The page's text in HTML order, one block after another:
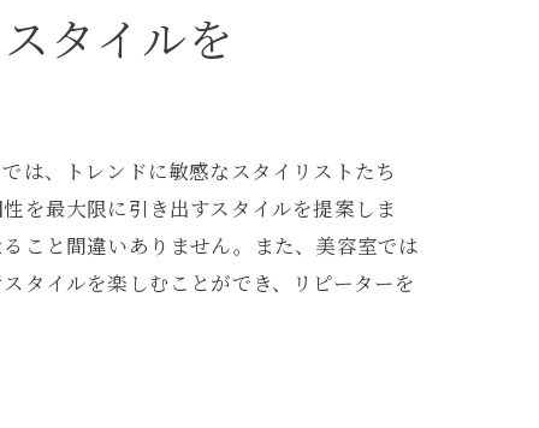
タイルを
は、トレンドに敏感なスタイリストたち
を最大限に引き出すスタイルを提案しま
こと間違いありません。また、美容室では
タイルを楽しむことができ、リピーターを